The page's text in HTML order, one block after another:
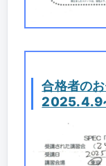
合格者の